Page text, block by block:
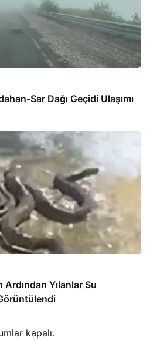
Sar Dağı Geçidi Ulaşımı
Ardından Yılanlar Su
kapalı.